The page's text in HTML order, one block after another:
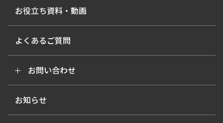
お役立ち資料・動画
よくあるご質問
お問い合わせ
お知らせ